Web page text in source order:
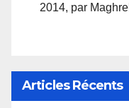
2014, par
Articles Récents